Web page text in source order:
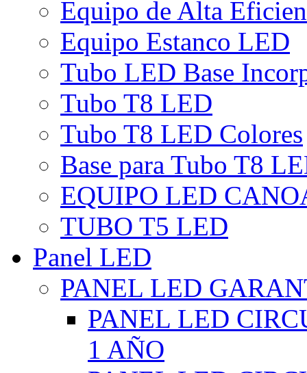
Equipo de Alta
Equipo Estanco LED
Tubo LED Base
Tubo T8 LED
Tubo T8 LED Colores
Base para Tubo T8
EQUIPO LED
TUBO T5 LED
Panel LED
PANEL LED
PANEL LED
1 AÑO